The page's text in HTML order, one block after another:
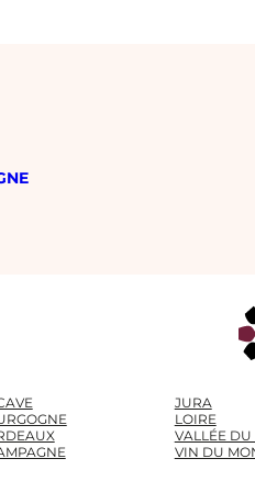
JURA
LOIRE
VALLÉE DU
VIN DU